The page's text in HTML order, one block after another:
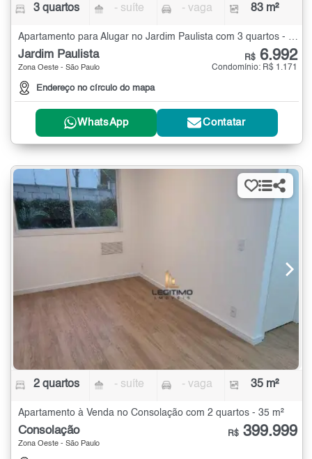
3 quartos - suíte - vaga 83 m²
Jardim Paulista
Zona Oeste - São Paulo
Endereço no círculo do mapa
R$ 6.992
Condomínio: R$ 1.171
WhatsApp Contatar
2 quartos - suíte - vaga 35 m²
Apartamento à Venda no Consolação com 2 quartos - 35 m²
Consolação
Zona Oeste - São Paulo
R$ 399.999